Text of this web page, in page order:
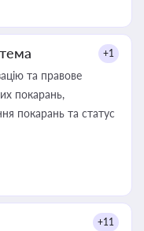
+1
та правове
покарань,
покарань та статус
+11